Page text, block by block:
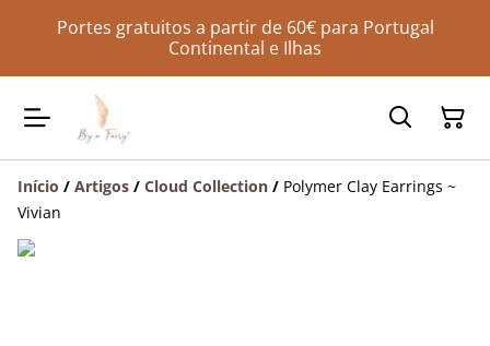
Portes gratuitos a partir de 60€ para Portugal
Continental e Ilhas
Início / Artigos / Cloud Collection / Polymer Clay Earrings ~
Vivian